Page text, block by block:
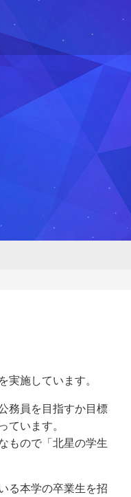
入試イベント
オープンキャンパス（3月
月・10月）
HOKESEI MINI OPEN
月）
実施しています。
務員を目指すか目標
ています。
もので「北星の学生
る本学の卒業生を招